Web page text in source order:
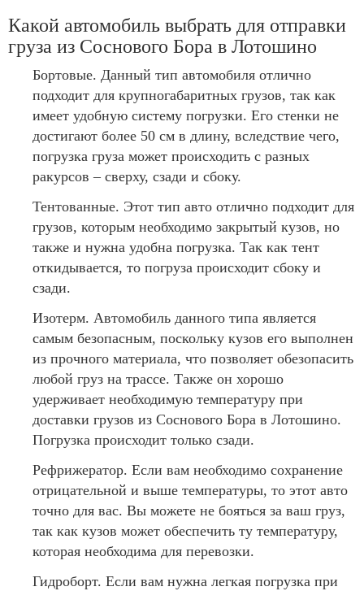
Какой автомобиль выбрать для отправки
груза из Соснового Бора в Лотошино
Бортовые. Данный тип автомобиля отлично
подходит для крупногабаритных грузов, так как
имеет удобную систему погрузки. Его стенки не
достигают более 50 см в длину, вследствие чего,
погрузка груза может происходить с разных
ракурсов – сверху, сзади и сбоку.
Тентованные. Этот тип авто отлично подходит для
грузов, которым необходимо закрытый кузов, но
также и нужна удобна погрузка. Так как тент
откидывается, то погруза происходит сбоку и
сзади.
Изотерм. Автомобиль данного типа является
самым безопасным, поскольку кузов его выполнен
из прочного материала, что позволяет обезопасить
любой груз на трассе. Также он хорошо
удерживает необходимую температуру при
доставки грузов из Соснового Бора в Лотошино.
Погрузка происходит только сзади.
Рефрижератор. Если вам необходимо сохранение
отрицательной и выше температуры, то этот авто
точно для вас. Вы можете не бояться за ваш груз,
так как кузов может обеспечить ту температуру,
которая необходима для перевозки.
Гидроборт. Если вам нужна легкая погрузка при